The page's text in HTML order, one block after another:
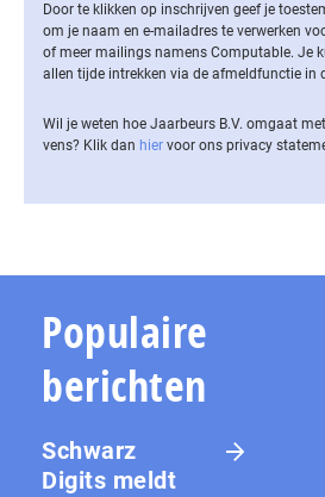
Door te klikken op inschrijven geef je
om je naam en e-mailadres te verwerken
of meer mailings namens Computable. Je
allen tijde intrekken via de af­meld­func­tie in
Wil je weten hoe Jaarbeurs B.V. omgaat
vens? Klik dan hier voor ons privacy
Populaire
berichten
Schwarz
Digits meldt